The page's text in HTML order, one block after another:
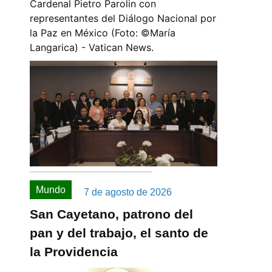
Cardenal Pietro Parolin con
representantes del Diálogo Nacional por
la Paz en México (Foto: ©️María
Langarica) - Vatican News.
Mundo 7 de agosto de 2026
San Cayetano, patrono del
pan y del trabajo, el santo de
la Providencia